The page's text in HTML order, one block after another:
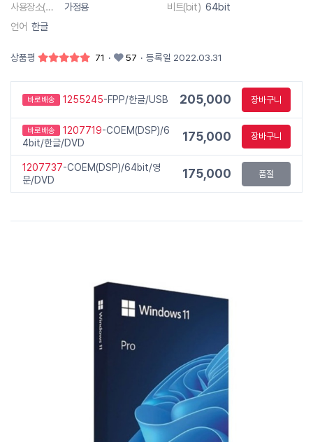
사용장소(대상)
가정용 비트(bit) 64bit
언어 한글
상품평 71 · 57 · 등록일 2022.03.31
바로배송 1255245-FPP/한글/USB 205,000 장바구니
바로배송 1207719-COEM(DSP)/6
4bit/한글/DVD
175,000 장바구니
1207737-COEM(DSP)/64bit/영
문/DVD
175,000 품절